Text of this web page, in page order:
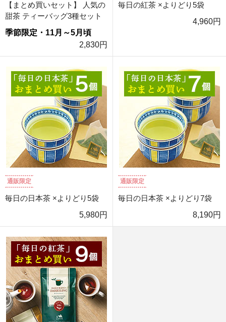
【まとめ買いセット】 人気の
甜茶 ティーバッグ3種セット
季節限定・11月～5月頃
2,830円
毎日の紅茶 ×よりどり5袋
4,960円
通販限定
毎日の日本茶 ×よりどり5袋
5,980円
通販限定
毎日の日本茶 ×よりどり7袋
8,190円